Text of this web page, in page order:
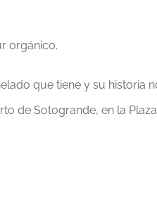
orgánico.
que tiene y su historia
de Sotogrande, en la